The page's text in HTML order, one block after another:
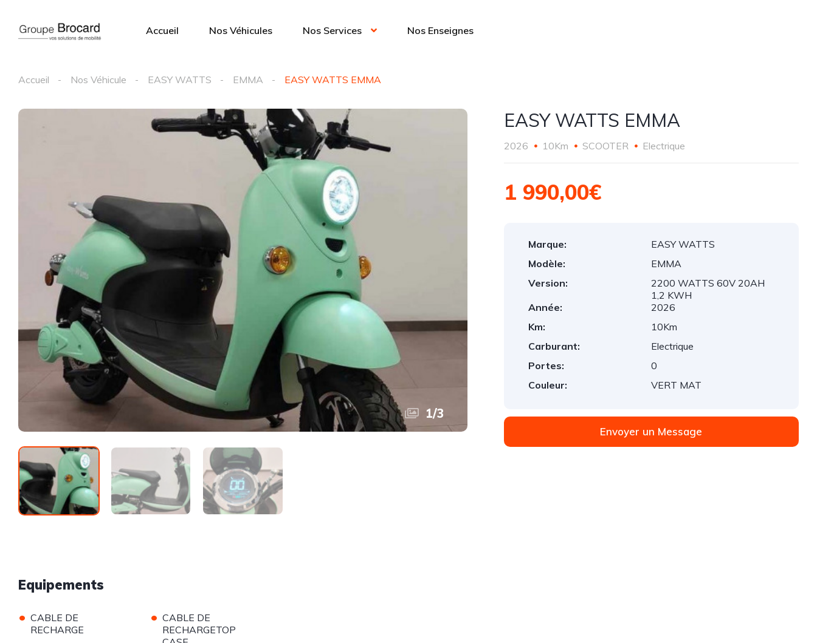
Accueil Nos Véhicules Nos Services Nos Enseignes
Accueil Nos Véhicule EASY WATTS EMMA EASY WATTS EMMA
1/3
Equipements
• CABLE DE
RECHARGE
• CABLE DE
RECHARGETOP
EASY WATTS EMMA
2026 10Km SCOOTER Electrique
1 990,00€
Marque:
EASY WATTS
Modèle:
EMMA
Version:
2200 WATTS 60V 20AH
1,2 KWH
Année:
2026
Km:
10Km
Carburant:
Electrique
Portes:
0
Couleur:
VERT MAT
Envoyer un Message